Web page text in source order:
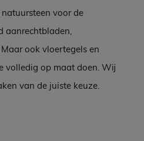
voor de
aanrechtbladen,
ook vloertegels en
volledig op maat doen. Wij
van de juiste keuze.